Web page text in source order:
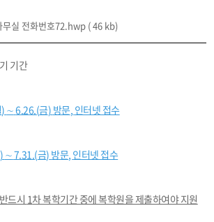
무실 전화번호72.hwp ( 46 kb)
기간
) ∼6.26.(금) 방문 인터넷 접수
) ∼7 .31.(금) 방문 인터넷 접수
드시 1차 복학기간 중에 복학원을 제출하여야 지원